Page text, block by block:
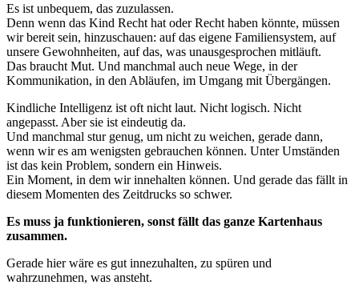
Es ist unbequem, das zuzulassen.
Denn wenn das Kind Recht hat oder Recht haben könnte, müssen
wir bereit sein, hinzuschauen: auf das eigene Familiensystem, auf
unsere Gewohnheiten, auf das, was unausgesprochen mitläuft.
Das braucht Mut. Und manchmal auch neue Wege, in der
Kommunikation, in den Abläufen, im Umgang mit Übergängen.
Kindliche Intelligenz ist oft nicht laut. Nicht logisch. Nicht
angepasst. Aber sie ist eindeutig da.
Und manchmal stur genug, um nicht zu weichen, gerade dann,
wenn wir es am wenigsten gebrauchen können. Unter Umständen
ist das kein Problem, sondern ein Hinweis.
Ein Moment, in dem wir innehalten können. Und gerade das fällt in
diesem Momenten des Zeitdrucks so schwer.
Es muss ja funktionieren, sonst fällt das ganze Kartenhaus
zusammen.
Gerade hier wäre es gut innezuhalten, zu spüren und
wahrzunehmen, was ansteht.